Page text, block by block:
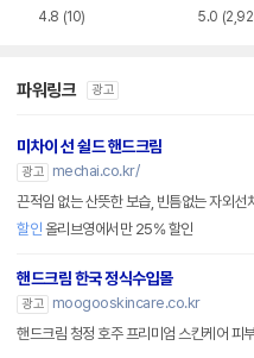
4.8 (10) 5.0
파워링크 광고
미차이 선 쉴드 핸드크림
광고
mechai.co.kr/
끈적임 없는 산뜻한 보습, 빈틈없는 자외선
할인 올리브영에서만 25% 할인
핸드크림 한국 정식수입몰
광고
moogooskincare.co.kr
핸드크림 청정 호주 프리미엄 스킨케어 피